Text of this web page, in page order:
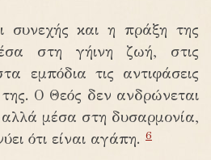
συνεχής και η πράξη της
στη γήινη ζωή, στις
εμπόδια τις αντιφάσεις
της. Ο Θεός δεν ανδρώνεται
μέσα στη δυσαρμονία,
ότι είναι αγάπη. 6